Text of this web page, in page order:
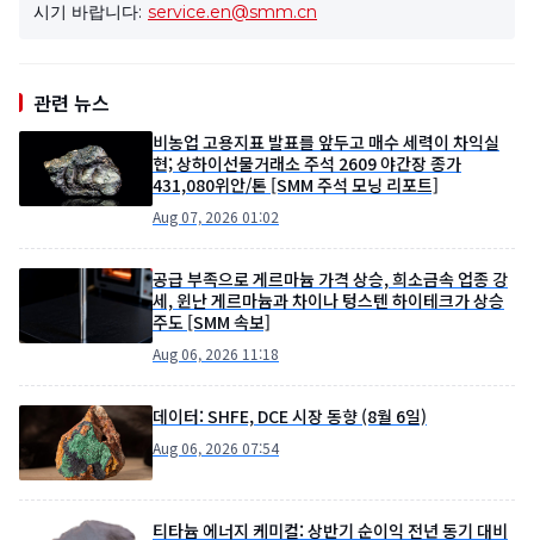
시기 바랍니다: service.en@smm.cn
관련 뉴스
비농업 고용지표 발표를 앞두고 매수 세력이 차익실
현; 상하이선물거래소 주석 2609 야간장 종가
431,080위안/톤 [SMM 주석 모닝 리포트]
Aug 07, 2026 01:02
공급 부족으로 게르마늄 가격 상승, 희소금속 업종 강
세, 윈난 게르마늄과 차이나 텅스텐 하이테크가 상승
주도 [SMM 속보]
Aug 06, 2026 11:18
데이터: SHFE, DCE 시장 동향 (8월 6일)
Aug 06, 2026 07:54
티타늄 에너지 케미컬: 상반기 순이익 전년 동기 대비